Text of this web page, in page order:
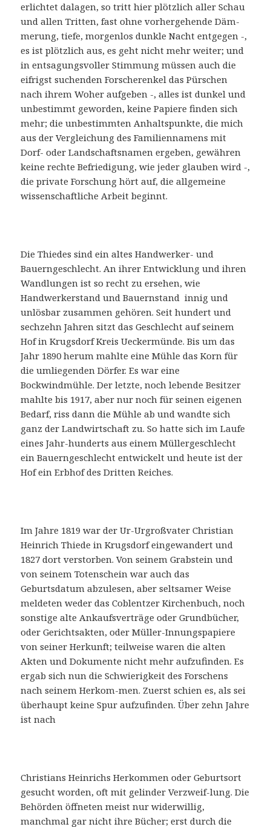
erlichtet dalagen, so tritt hier plötzlich aller Schau
und allen Tritten, fast ohne vorhergehende Däm-
merung, tiefe, morgenlos dunkle Nacht entgegen -,
es ist plötzlich aus, es geht nicht mehr weiter; und
in entsagungsvoller Stimmung müssen auch die
eifrigst suchenden Forscherenkel das Pürschen
nach ihrem Woher aufgeben -, alles ist dunkel und
unbestimmt geworden, keine Papiere finden sich
mehr; die unbestimmten Anhaltspunkte, die mich
aus der Vergleichung des Familiennamens mit
Dorf- oder Landschaftsnamen ergeben, gewähren
keine rechte Befriedigung, wie jeder glauben wird -,
die private Forschung hört auf, die allgemeine
wissenschaftliche Arbeit beginnt.
Die Thiedes sind ein altes Handwerker- und
Bauerngeschlecht. An ihrer Entwicklung und ihren
Wandlungen ist so recht zu ersehen, wie
Handwerkerstand und Bauernstand innig und
unlösbar zusammen gehören. Seit hundert und
sechzehn Jahren sitzt das Geschlecht auf seinem
Hof in Krugsdorf Kreis Ueckermünde. Bis um das
Jahr 1890 herum mahlte eine Mühle das Korn für
die umliegenden Dörfer. Es war eine
Bockwindmühle. Der letzte, noch lebende Besitzer
mahlte bis 1917, aber nur noch für seinen eigenen
Bedarf, riss dann die Mühle ab und wandte sich
ganz der Landwirtschaft zu. So hatte sich im Laufe
eines Jahr-hunderts aus einem Müllergeschlecht
ein Bauerngeschlecht entwickelt und heute ist der
Hof ein Erbhof des Dritten Reiches.
Im Jahre 1819 war der Ur-Urgroßvater Christian
Heinrich Thiede in Krugsdorf eingewandert und
1827 dort verstorben. Von seinem Grabstein und
von seinem Totenschein war auch das
Geburtsdatum abzulesen, aber seltsamer Weise
meldeten weder das Coblentzer Kirchenbuch, noch
sonstige alte Ankaufsverträge oder Grundbücher,
oder Gerichtsakten, oder Müller-Innungspapiere
von seiner Herkunft; teilweise waren die alten
Akten und Dokumente nicht mehr aufzufinden. Es
ergab sich nun die Schwierigkeit des Forschens
nach seinem Herkom-men. Zuerst schien es, als sei
überhaupt keine Spur aufzufinden. Über zehn Jahre
ist nach
Christians Heinrichs Herkommen oder Geburtsort
gesucht worden, oft mit gelinder Verzweif-lung. Die
Behörden öffneten meist nur widerwillig,
manchmal gar nicht ihre Bücher; erst durch die